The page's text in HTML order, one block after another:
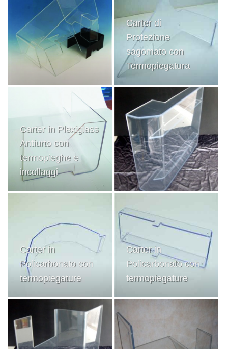
Carter di
Protezione
sagomato con
Termopiegatura
Carter in Plexiglass
Antiurto con
termopieghe e
incollaggi
Carter in
Policarbonato con
termopiegature
Carter in
Policarbonato con
termopiegature